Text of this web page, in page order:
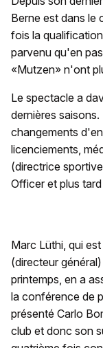
Berne est dans le
fois la
parvenu qu'en
«Mutzen» n'ont
Le spectacle a
dernières
changements
licenciements,
(directrice
Officer et plus
Marc Lüthi, qui
(directeur
printemps, en a
la conférence de
présenté Carlo
club et donc son